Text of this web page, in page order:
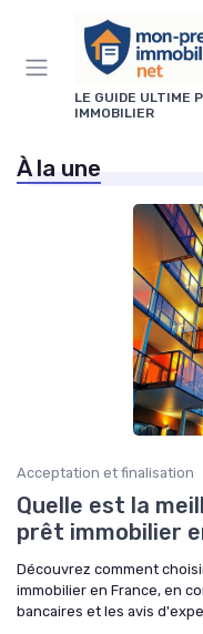
LE GUIDE ULTIME
IMMOBILIER
À la une
Acceptation et finalisation
Quelle est la
prêt immobilier
Découvrez comment
immobilier en France, en
bancaires et les avis